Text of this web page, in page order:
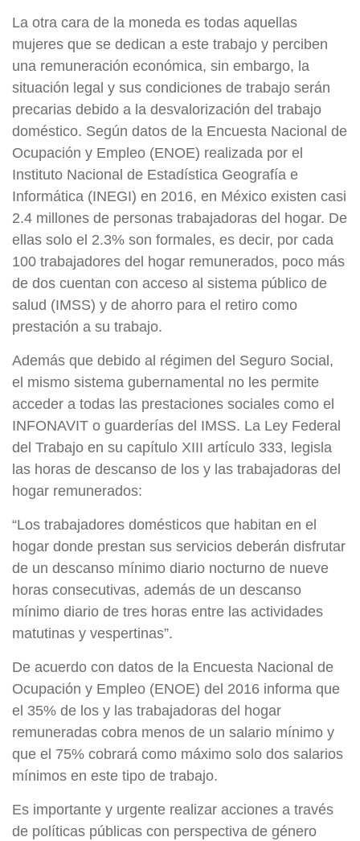
La otra cara de la moneda es todas aquellas
mujeres que se dedican a este trabajo y perciben
una remuneración económica, sin embargo, la
situación legal y sus condiciones de trabajo serán
precarias debido a la desvalorización del trabajo
doméstico. Según datos de la Encuesta Nacional de
Ocupación y Empleo (ENOE) realizada por el
Instituto Nacional de Estadística Geografía e
Informática (INEGI) en 2016, en México existen casi
2.4 millones de personas trabajadoras del hogar. De
ellas solo el 2.3% son formales, es decir, por cada
100 trabajadores del hogar remunerados, poco más
de dos cuentan con acceso al sistema público de
salud (IMSS) y de ahorro para el retiro como
prestación a su trabajo.
Además que debido al régimen del Seguro Social,
el mismo sistema gubernamental no les permite
acceder a todas las prestaciones sociales como el
INFONAVIT o guarderías del IMSS. La Ley Federal
del Trabajo en su capítulo XIII artículo 333, legisla
las horas de descanso de los y las trabajadoras del
hogar remunerados:
“Los trabajadores domésticos que habitan en el
hogar donde prestan sus servicios deberán disfrutar
de un descanso mínimo diario nocturno de nueve
horas consecutivas, además de un descanso
mínimo diario de tres horas entre las actividades
matutinas y vespertinas”.
De acuerdo con datos de la Encuesta Nacional de
Ocupación y Empleo (ENOE) del 2016 informa que
el 35% de los y las trabajadoras del hogar
remuneradas cobra menos de un salario mínimo y
que el 75% cobrará como máximo solo dos salarios
mínimos en este tipo de trabajo.
Es importante y urgente realizar acciones a través
de políticas públicas con perspectiva de género